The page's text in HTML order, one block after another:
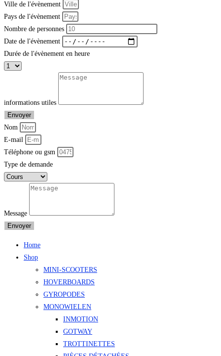
Ville de l'évènement
Pays de l'évènement
Nombre de personnes
Date de l'évènement
Durée de l'évènement en heure
informations utiles
Envoyer
Nom
E-mail
Téléphone ou gsm
Type de demande
Message
Envoyer
Home
Shop
MINI-SCOOTERS
HOVERBOARDS
GYROPODES
MONOWIELEN
INMOTION
GOTWAY
TROTTINETTES